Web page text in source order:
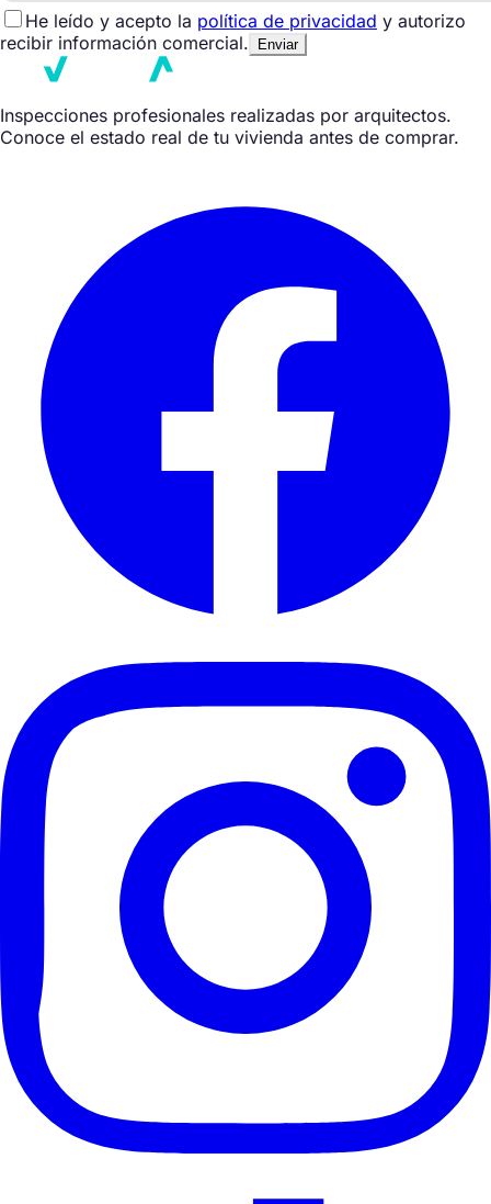
He leído y acepto la política de privacidad y autorizo
recibir información comercial.
Enviar
Inspecciones profesionales realizadas por arquitectos.
Conoce el estado real de tu vivienda antes de comprar.